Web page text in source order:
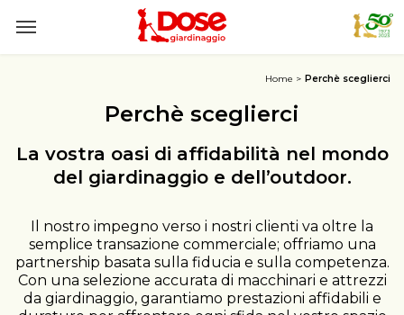
Home Perchè sceglierci
Perchè sceglierci
La vostra oasi di affidabilità nel mondo
del giardinaggio e dell’outdoor.
Il nostro impegno verso i nostri clienti va oltre la
semplice transazione commerciale; offriamo una
partnership basata sulla fiducia e sulla competenza.
Con una selezione accurata di macchinari e attrezzi
da giardinaggio, garantiamo prestazioni affidabili e